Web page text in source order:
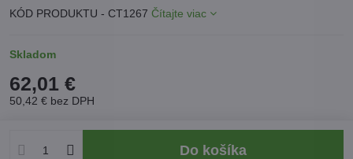
KÓD PRODUKTU - CT1267 Čítajte viac
Skladom
62,01 €
50,42 € bez DPH
Do košíka